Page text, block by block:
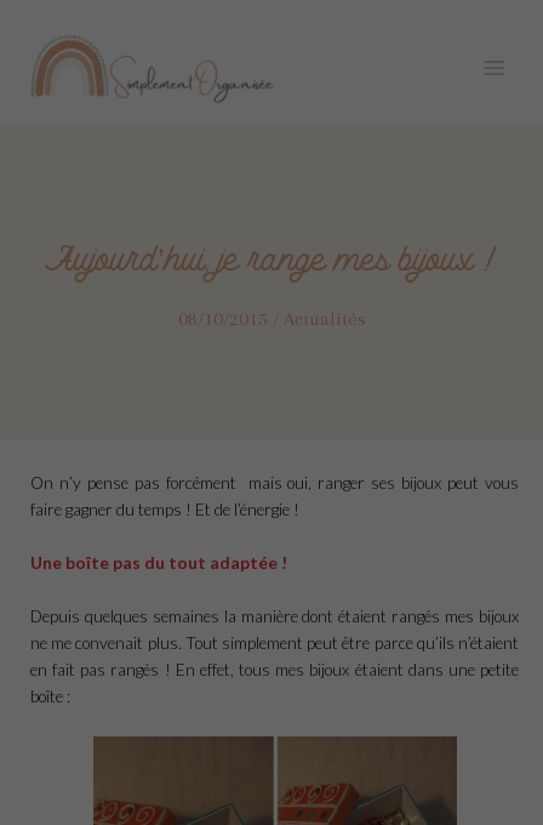
contenu
Menu
Aujourd’hui, je range mes bijoux !
08/10/2015 / Actualités
On n’y pense pas forcément mais oui, ranger ses bijoux peut vous
faire gagner du temps ! Et de l’énergie !
Une boîte pas du tout adaptée !
Depuis quelques semaines la manière dont étaient rangés mes bijoux
ne me convenait plus. Tout simplement peut être parce qu’ils n’étaient
en fait pas rangés ! En effet, tous mes bijoux étaient dans une petite
boîte :
articles